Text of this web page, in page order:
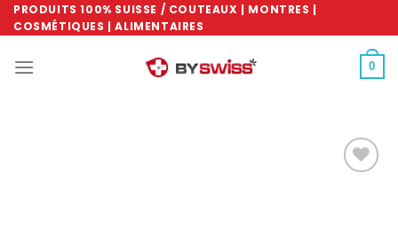
Skip
to
PRODUITS 100% SUISSE / COUTEAUX | MONTRES |
COSMÉTIQUES | ALIMENTAIRES
0